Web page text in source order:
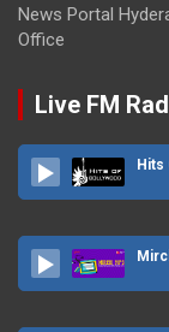
News Portal
Office
Live FM
Hits